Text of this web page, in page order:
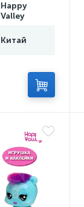
Happy
Valley
Китай